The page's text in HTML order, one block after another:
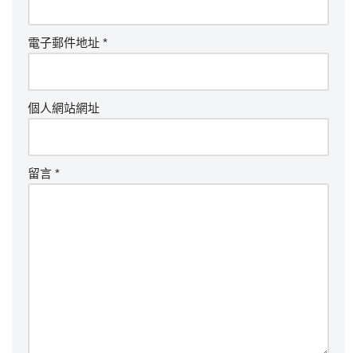
電子郵件地址 *
個人網站網址
留言 *